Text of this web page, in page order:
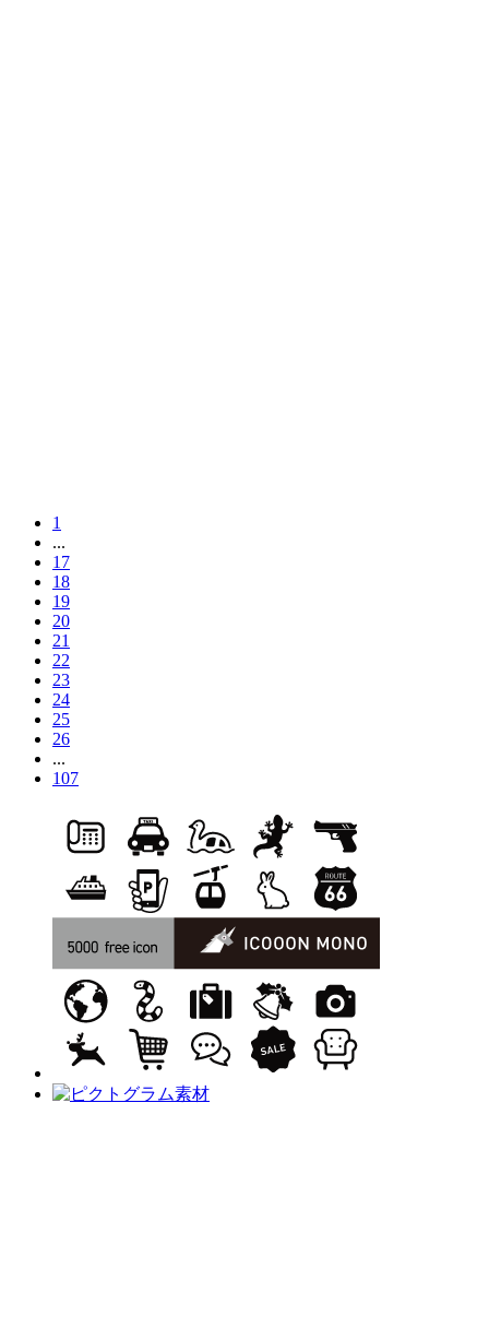
1
...
17
18
19
20
21
22
23
24
25
26
...
107